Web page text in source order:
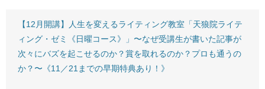
【12月開講】人生を変えるライティング教室「天狼院ライテ
ィング・ゼミ《日曜コース》」〜なぜ受講生が書いた記事が
次々にバズを起こせるのか？賞を取れるのか？プロも通うの
か？〜《11／21までの早期特典あり！》